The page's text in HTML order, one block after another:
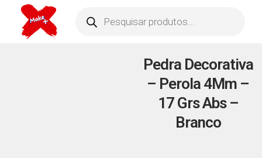
Pedra Decorativa
– Perola 4Mm –
17 Grs Abs –
Branco